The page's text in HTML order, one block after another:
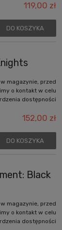
119,00 zł
DO KOSZYKA
magazynie, przed
o kontakt w celu
dostępności
152,00 zł
DO KOSZYKA
Black
magazynie, przed
o kontakt w celu
dostępności